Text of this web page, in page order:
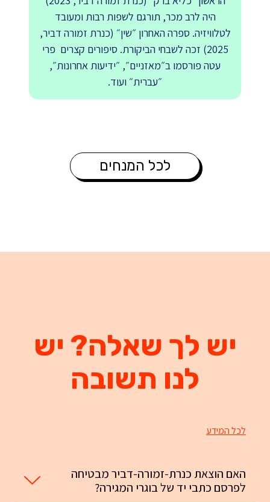
היה לרב מכר, תורגם לשפות רבות ומעובד
לטלוויזיה. ספרה האחרון ״שין״ (כנרת זמורה דביר,
2025) זכה לשבחי הביקורת. סיפורים קצרים פרי
עטה פורסמו ב״מאזניים״, ״ידיעות אחרונות״,
״עברית״ ועוד.
לכל המנחים
יש לך שאלה? יש
לנו תשובה
לכל המידע
האם הוצאת כנרת-זמורה-דביר מבטיחה
לפרסם כתבי יד של בוגרי המגירה?